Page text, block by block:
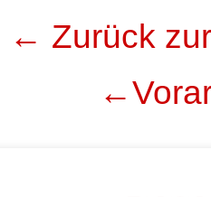
← Zurück